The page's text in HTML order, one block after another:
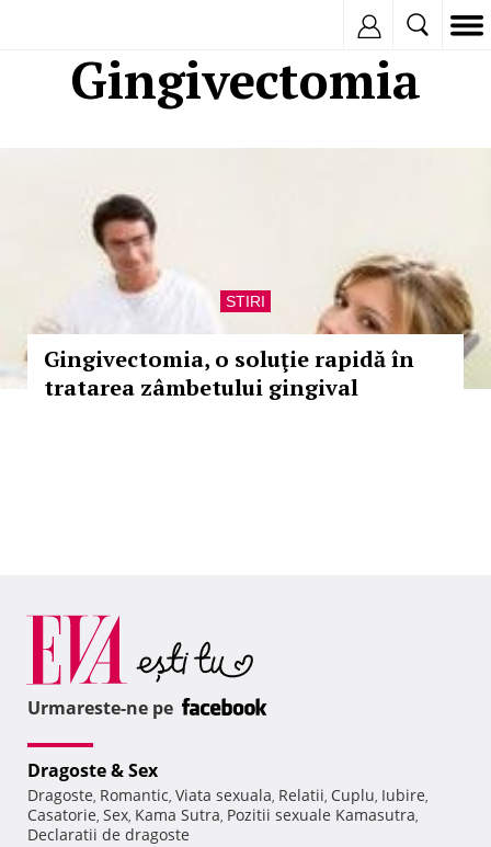
Gingivectomia
STIRI
Gingivectomia, o soluţie rapidă în
tratarea zâmbetului gingival
Urmareste-ne pe
Dragoste & Sex
Dragoste, Romantic, Viata sexuala, Relatii, Cuplu, Iubire,
Casatorie, Sex, Kama Sutra, Pozitii sexuale Kamasutra,
Declaratii de dragoste